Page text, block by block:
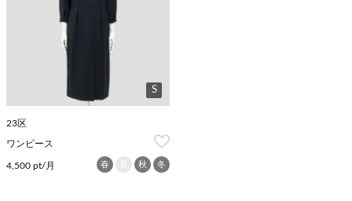
S
23区
ワンピース
4,500 pt/月 春 秋 冬